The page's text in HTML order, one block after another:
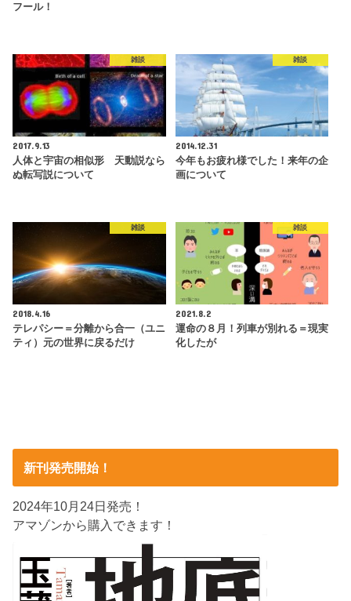
フール！
雑談
2017.9.13
人体と宇宙の相似形 天動説なら
ぬ転写説について
雑談
2014.12.31
今年もお疲れ様でした！来年の企
画について
雑談
2018.4.16
テレパシー＝分離から合一（ユニ
ティ）元の世界に戻るだけ
雑談
2021.8.2
運命の８月！列車が別れる＝現実
化したが
新刊発売開始！
2024年10月24日発売！
アマゾンから購入できます！